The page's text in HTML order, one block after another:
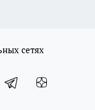
сетях